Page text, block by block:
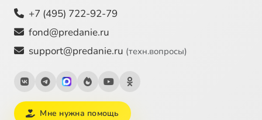
+7 (495) 722-92-79
fond@predanie.ru
support@predanie.ru (техн.вопросы)
Мне нужна помощь